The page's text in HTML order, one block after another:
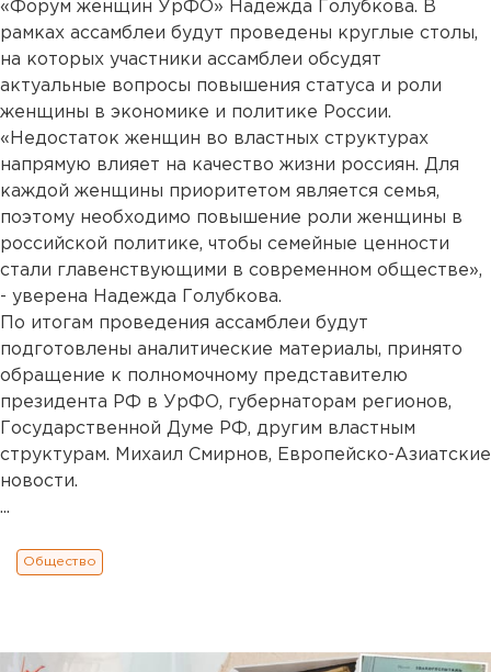
«Форум женщин УрФО» Надежда Голубкова. В
рамках ассамблеи будут проведены круглые столы,
на которых участники ассамблеи обсудят
актуальные вопросы повышения статуса и роли
женщины в экономике и политике России.
«Недостаток женщин во властных структурах
напрямую влияет на качество жизни россиян. Для
каждой женщины приоритетом является семья,
поэтому необходимо повышение роли женщины в
российской политике, чтобы семейные ценности
стали главенствующими в современном обществе»,
- уверена Надежда Голубкова.
По итогам проведения ассамблеи будут
подготовлены аналитические материалы, принято
обращение к полномочному представителю
президента РФ в УрФО, губернаторам регионов,
Государственной Думе РФ, другим властным
структурам. Михаил Смирнов, Европейско-Азиатские
новости.
...
Общество